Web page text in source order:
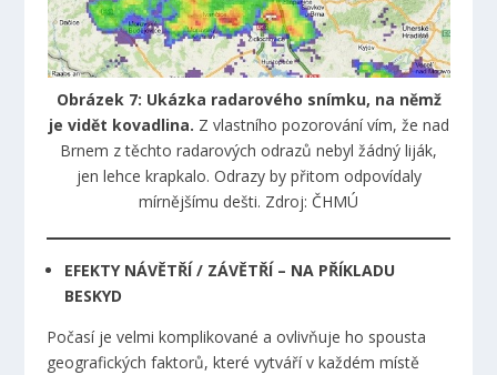
Obrázek 7: Ukázka radarového snímku, na němž
je vidět kovadlina. Z vlastního pozorování vím, že nad
Brnem z těchto radarových odrazů nebyl žádný liják,
jen lehce krapkalo. Odrazy by přitom odpovídaly
mírnějšímu dešti. Zdroj: ČHMÚ
EFEKTY NÁVĚTŘÍ / ZÁVĚTŘÍ – NA PŘÍKLADU
BESKYD
Počasí je velmi komplikované a ovlivňuje ho spousta
geografických faktorů, které vytváří v každém místě